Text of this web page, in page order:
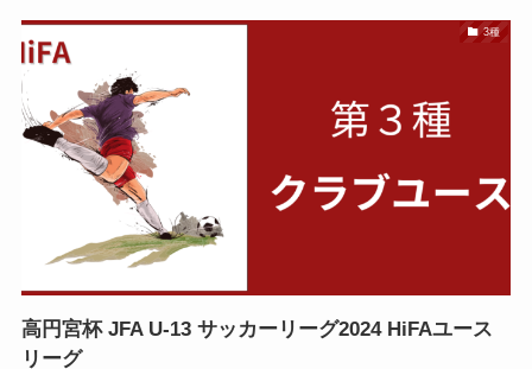
3種
高円宮杯 JFA U-13 サッカーリーグ2024 HiFAユース
リーグ